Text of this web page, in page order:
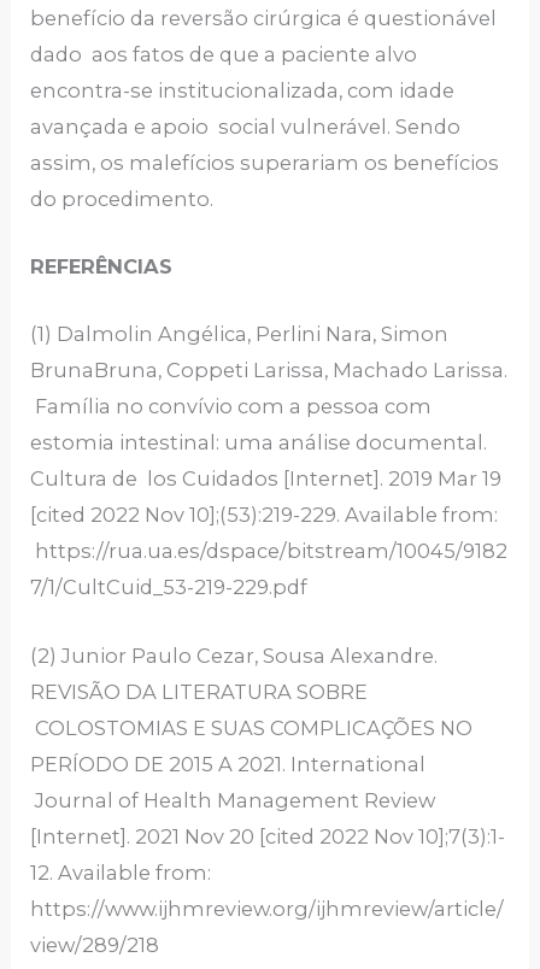
benefício da reversão cirúrgica é questionável
dado aos fatos de que a paciente alvo
encontra-se institucionalizada, com idade
avançada e apoio social vulnerável. Sendo
assim, os malefícios superariam os benefícios
do procedimento.
REFERÊNCIAS
(1) Dalmolin Angélica, Perlini Nara, Simon
BrunaBruna, Coppeti Larissa, Machado Larissa.
Família no convívio com a pessoa com
estomia intestinal: uma análise documental.
Cultura de los Cuidados [Internet]. 2019 Mar 19
[cited 2022 Nov 10];(53):219-229. Available from:
https://rua.ua.es/dspace/bitstream/10045/9182
7/1/CultCuid_53-219-229.pdf
(2) Junior Paulo Cezar, Sousa Alexandre.
REVISÃO DA LITERATURA SOBRE
COLOSTOMIAS E SUAS COMPLICAÇÕES NO
PERÍODO DE 2015 A 2021. International
Journal of Health Management Review
[Internet]. 2021 Nov 20 [cited 2022 Nov 10];7(3):1-
12. Available from:
https://www.ijhmreview.org/ijhmreview/article/
view/289/218